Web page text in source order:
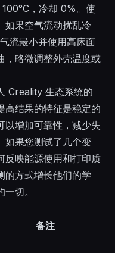
，冷却 0%。使
如果空气流动扰乱冷
流最小并使用高床面
，略微调整外壳温度或
Creality 生态系统的
高结果的特征是稳定的
以增加可靠性，减少失
如果您测试了几个变
反映能源使用和打印质
的方式增长他们的学
切。
备注